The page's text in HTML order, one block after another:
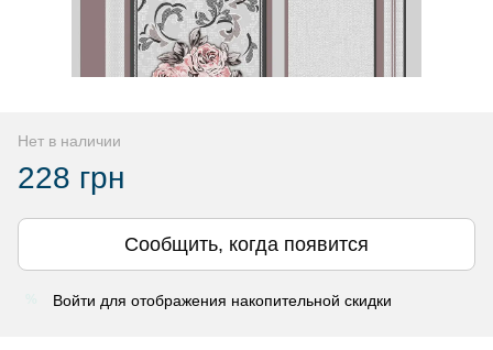
Нет в наличии
228 грн
Сообщить, когда появится
Войти для отображения накопительной скидки